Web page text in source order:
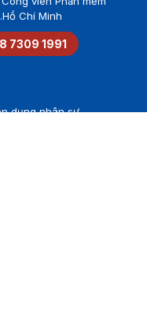
Chí Minh
7309 1991
dụng nhân sự